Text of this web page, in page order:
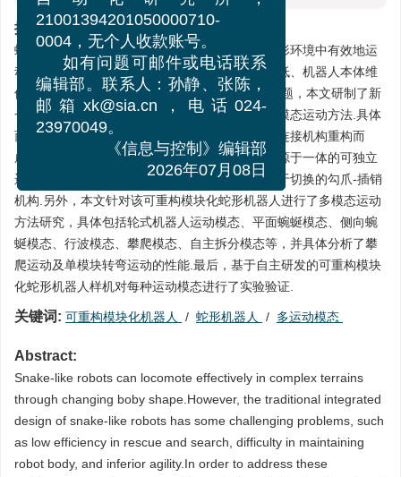
摘要:
蛇形机器人通过改变自身的形状可以在复杂的地形环境中有效地运
动，然而传统的一体化设计面临着任务搜救效率低、机器人本体维
修困难、机体灵活性差等挑战性问题.针对这些问题，本文研制了新
一代可重构模块化蛇形机器人并研究了相应的多模态运动方法.具体
而言，新型蛇形机器人可以由任意多个模块通过连接机构重构而
成，每个模块都是集成了驱动、控制、通信、电源于一体的可独立
运动的单元，模块之间的连接机构采用新型的便于切换的勾爪-插销
机构.另外，本文针对该可重构模块化蛇形机器人进行了多模态运动
方法研究，具体包括轮式机器人运动模态、平面蜿蜒模态、侧向蜿
蜒模态、行波模态、攀爬模态、自主拆分模态等，并具体分析了攀
爬运动及单模块转弯运动的性能.最后，基于自主研发的可重构模块
化蛇形机器人样机对每种运动模态进行了实验验证.
关键词: 可重构模块化机器人 / 蛇形机器人 / 多运动模态
Abstract:
Snake-like robots can locomote effectively in complex terrains
through changing boby shape.However, the traditional integrated
design of snake-like robots has some challenging problems, such
as low efficiency in rescue and search, difficulty in maintaining
robot body, and inferior agility.In order to address these
自动化研究所，
21001394201050000710-
0004，无个人收款账号。
如有问题可邮件或电话联系
编辑部。联系人：孙静、张陈，
邮箱xk@sia.cn，电话024-
23970049。
《信息与控制》编辑部
2026年07月08日